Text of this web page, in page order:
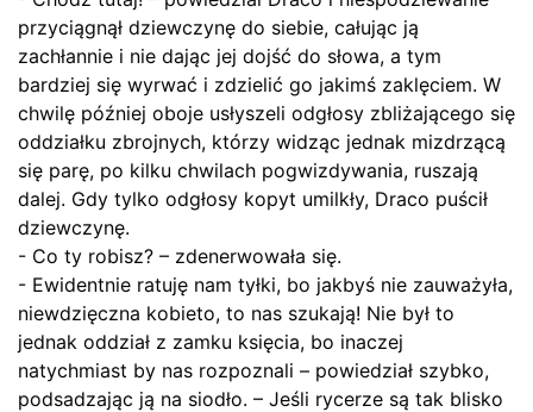
przyciągnął dziewczynę do siebie, całując ją
zachłannie i nie dając jej dojść do słowa, a tym
bardziej się wyrwać i zdzielić go jakimś zaklęciem. W
chwilę później oboje usłyszeli odgłosy zbliżającego się
oddziałku zbrojnych, którzy widząc jednak mizdrzącą
się parę, po kilku chwilach pogwizdywania, ruszają
dalej. Gdy tylko odgłosy kopyt umilkły, Draco puścił
dziewczynę.
- Co ty robisz? – zdenerwowała się.
- Ewidentnie ratuję nam tyłki, bo jakbyś nie zauważyła,
niewdzięczna kobieto, to nas szukają! Nie był to
jednak oddział z zamku księcia, bo inaczej
natychmiast by nas rozpoznali – powiedział szybko,
podsadzając ją na siodło. – Jeśli rycerze są tak blisko